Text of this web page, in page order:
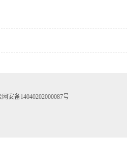
网安备14040202000087号